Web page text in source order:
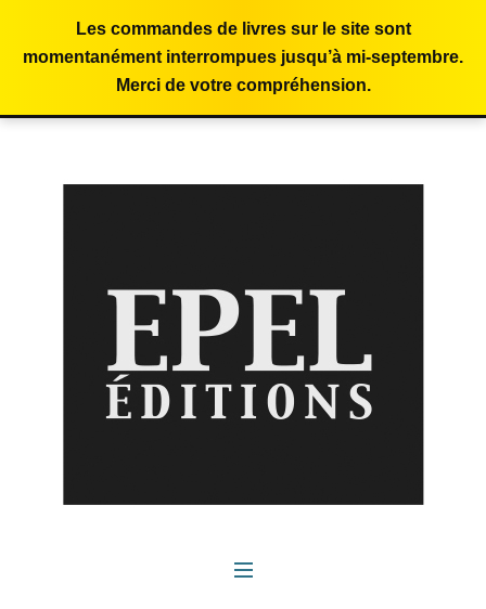
Les commandes de livres sur le site sont
momentanément interrompues jusqu’à mi-septembre.
Merci de votre compréhension.